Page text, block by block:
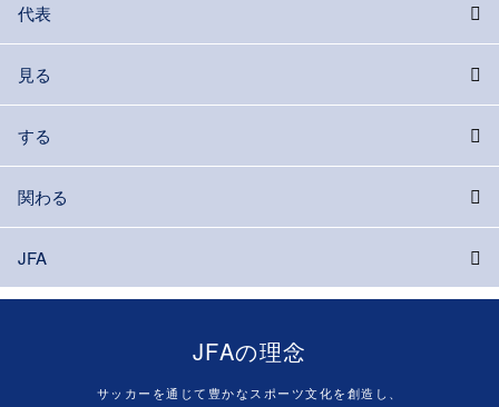
代表
見る
する
関わる
JFA
JFAの理念
サッカーを通じて豊かなスポーツ文化を創造し、